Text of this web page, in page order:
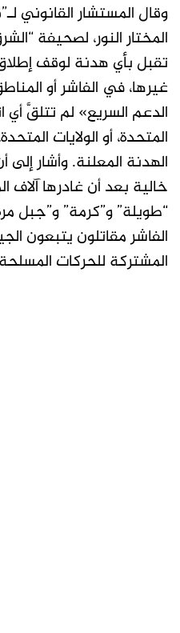
وقال المستشار القانوني
المختار النور، لصحيفة
تقبل بأي هدنة لوقف إطلاق
غيرها، في الفاشر أو
الدعم السريع» لم تتلقَّ
المتحدة، أو الولايات
الهدنة المعلنة. وأشار
خالية بعد أن غادرها آلاف
“طويلة” و”كرمة” و”جبل
الفاشر مقاتلون يتبعون
المشتركة للحركات